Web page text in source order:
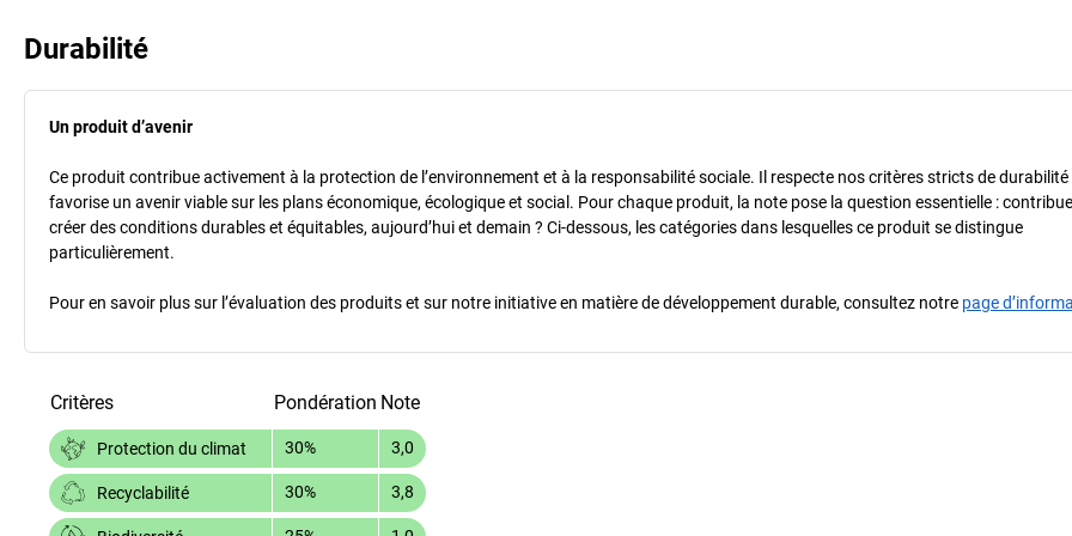
Durabilité
Un produit d’avenir
Ce produit contribue activement à la protection de l’environnement et à la responsabilité sociale. Il respecte nos critères stricts de durabilité
favorise un avenir viable sur les plans économique, écologique et social. Pour chaque produit, la note pose la question essentielle :
créer des conditions durables et équitables, aujourd’hui et demain ? Ci-dessous, les catégories dans lesquelles ce produit se distingue
particulièrement.
Pour en savoir plus sur l’évaluation des produits et sur notre initiative en matière de développement durable, consultez notre page
Critères Pondération Note
Protection du climat 30% 3,0
Recyclabilité 30% 3,8